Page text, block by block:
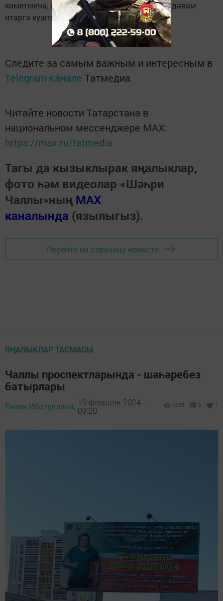
киметмичә, шәһәрне кардан чистарту эшен дәвам
итәргә кушты.
Следите за самым важным и интересным в
Telegram-канале Татмедиа
Читайте новости Татарстана в
национальном мессенджере MАХ:
https://max.ru/tatmedia
Тагы да кызыклырак яңалыклар,
фото һәм видеолар «Шәһри
Чаллы»ның MAX
каналында (язылыгыз).
Перейти на страницу новости
ЯҢАЛЫКЛАР ТАСМАСЫ
Чаллы проспектларында - шәһәребез
батырлары
Гөлия Ибатуллина, 19 февраль 2024 -
09:20
1035 0 1